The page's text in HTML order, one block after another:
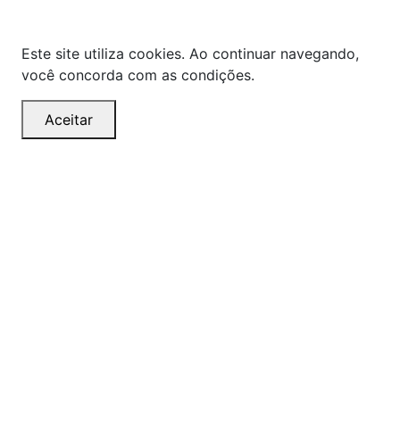
Este site utiliza cookies. Ao continuar navegando,
você concorda com as condições.
Aceitar